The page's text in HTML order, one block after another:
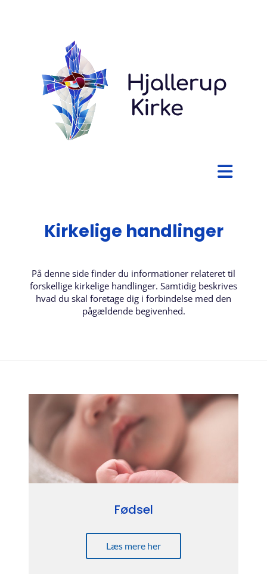
Kirkelige handlinger
På denne side finder du informationer relateret til
forskellige kirkelige handlinger. Samtidig beskrives
hvad du skal foretage dig i forbindelse med den
pågældende begivenhed.
Fødsel
Læs mere her